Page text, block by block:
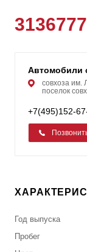
Автомобили
совхоза им.
поселок
+7(495)152-
Год выпуска
Пробег